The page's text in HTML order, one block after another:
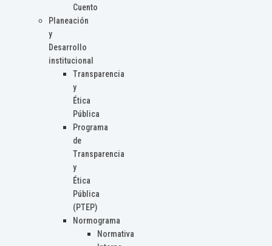
Cuento
Planeación
y
Desarrollo
institucional
Transparencia
y
Ética
Pública
Programa
de
Transparencia
y
Ética
Pública
(PTEP)
Normograma
Normativa